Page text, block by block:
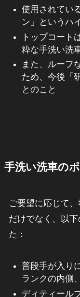
使用されてい
ン」というハ
トップコート
粋な手洗い洗
また、ルーフ
ため、今後「
とのこと
手洗い洗車の
ご要望に応じて
だけでなく、以
た：
普段手が入り
ランクの内側
ディティール